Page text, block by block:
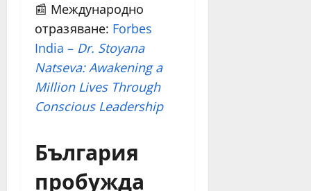
📰 Международно
отразяване: Forbes
India – Dr. Stoyana
Natseva: Awakening a
Million Lives Through
Conscious Leadership
България
пробужда